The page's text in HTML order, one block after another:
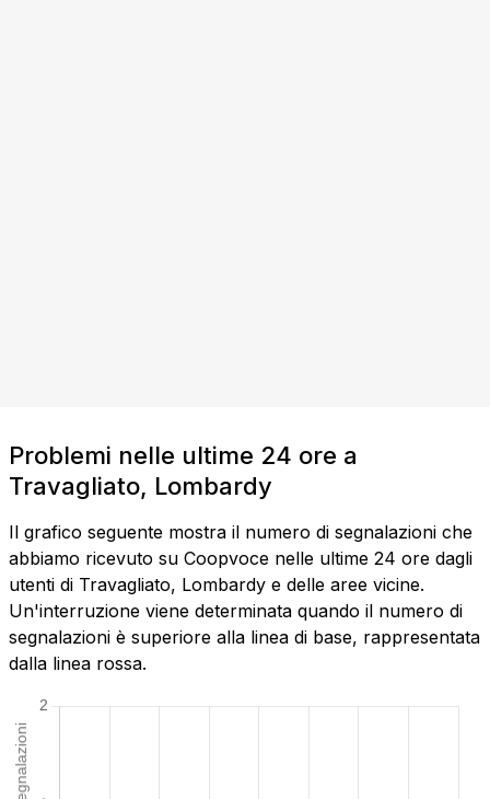
Problemi nelle ultime 24 ore a
Travagliato, Lombardy
Il grafico seguente mostra il numero di segnalazioni che
abbiamo ricevuto su Coopvoce nelle ultime 24 ore dagli
utenti di Travagliato, Lombardy e delle aree vicine.
Un'interruzione viene determinata quando il numero di
segnalazioni è superiore alla linea di base, rappresentata
dalla linea rossa.